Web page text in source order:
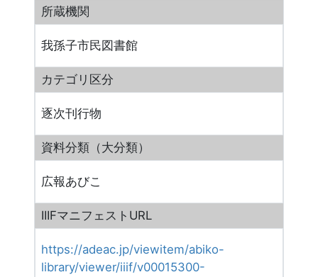
所蔵機関
我孫子市民図書館
カテゴリ区分
逐次刊行物
資料分類（大分類）
広報あびこ
IIIFマニフェストURL
https://adeac.jp/viewitem/abiko-
library/viewer/iiif/v00015300-